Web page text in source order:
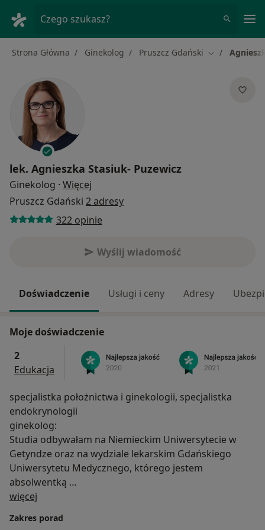
Czego szukasz?
Strona Główna Ginekolog Pruszcz Gdański Zmień miasto
lek. Agnieszka Stasiuk- Puzewicz
Ginekolog · Więcej
Pruszcz Gdański 2 adresy
322 opinie
Wyślij wiadomość
Doświadczenie Usługi i ceny Adresy
Moje doświadczenie
2
Edukacja
specjalistka położnictwa i ginekologii, specjalistka
endokrynologii
ginekolog:
Studia odbywałam na Niemieckim Uniwersytecie w
Getyndze oraz na wydziale lekarskim Gdańskiego
Uniwersytetu Medycznego, którego jestem
absolwentką
ginekologii zdobywałam w licznych ośrodkach zdrowia
więcej
Zakres porad